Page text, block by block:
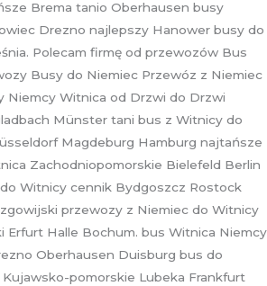
Brema tanio Oberhausen busy
Drezno najlepszy Hanower busy do
Polecam firmę od przewozów Bus
Busy do Niemiec Przewóz z Niemiec
Niemcy Witnica od Drzwi do Drzwi
Münster tani bus z Witnicy do
Magdeburg Hamburg najtańsze
Zachodniopomorskie Bielefeld Berlin
Witnicy cennik Bydgoszcz Rostock
przewozy z Niemiec do Witnicy
Erfurt Halle Bochum. bus Witnica Niemcy
Oberhausen Duisburg bus do
pomorskie Lubeka Frankfurt